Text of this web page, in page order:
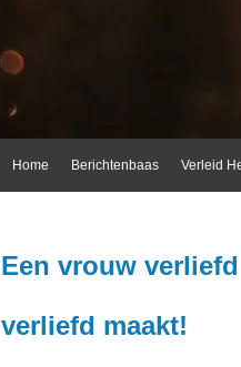
Home Berichtenbaas Verleid
Een vrouw
verliefd maakt!